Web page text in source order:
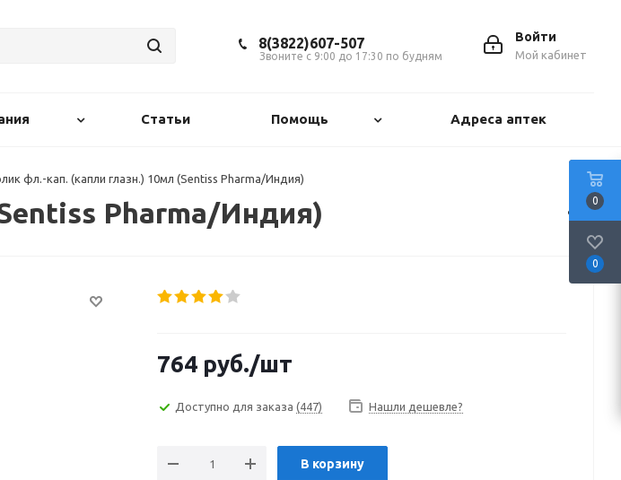
Войти
Мой кабинет
8(3822)607-507
Звоните с 9:00 до 17:30 по будням
Статьи Помощь Адреса аптек
фл.-кап. (капли глазн.) 10мл (Sentiss Pharma/Индия)
Pharma/Индия)
764 руб./шт
Доступно для заказа (447) Нашли дешевле?
В корзину
0
0